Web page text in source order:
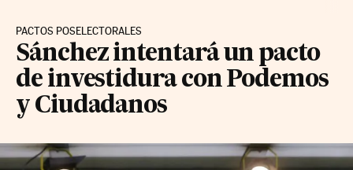
PACTOS POSELECTORALES
Sánchez intentará un pacto
de investidura con Podemos
y Ciudadanos